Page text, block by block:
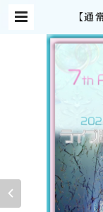
【通
マン
版 |